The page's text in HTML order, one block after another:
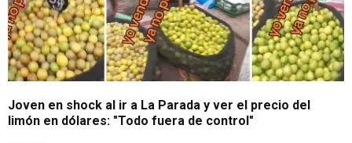
Joven en shock al ir a La Parada y ver el precio del
limón en dólares: "Todo fuera de control"